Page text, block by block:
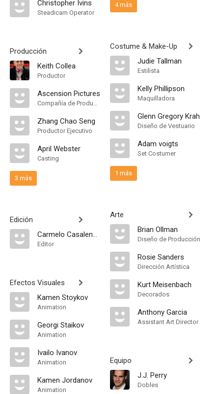
Christopher Ivins
Steadicam Operator
Producción
Keith Collea
Productor
Ascension Pictures
Compañía de Produccion
Zhang Chao Seng
Productor Ejecutivo
April Webster
Casting
3 más
Edición
Carmelo Casalenuovo
Editor
Efectos Visuales
Kamen Stoykov
Animation
Georgi Staikov
Animation
Ivailo Ivanov
Animation
Kamen Jordanov
Animation
4 más
Costume & Make-Up
Judie Tallman
Estilista
Kelly Phillipson
Maquilladora
Glenn Gregory Krah
Diseño de Vestuario
Adam voigts
Set Costumer
1 más
Arte
Brian Ollman
Diseño de Producción
Rosie Sanders
Dirección Artística
Kurt Meisenbach
Decorados
Anthony Garcia
Assistant Art Director
Equipo
J.J. Perry
Dobles